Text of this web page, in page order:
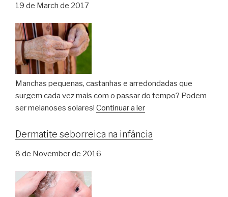
19 de March de 2017
Manchas pequenas, castanhas e arredondadas que
surgem cada vez mais com o passar do tempo? Podem
ser melanoses solares! Continuar a ler
Dermatite seborreica na infância
8 de November de 2016